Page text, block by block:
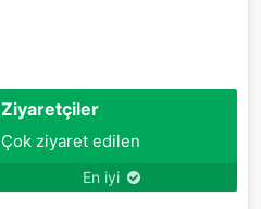
Ziyaretçiler
Çok ziyaret edilen
En iyi